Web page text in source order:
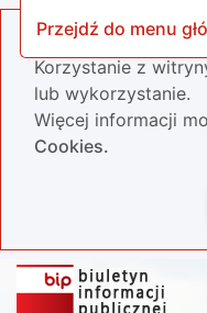
Przejdź do menu
Nasza strona
Korzystanie z
lub wykorzystanie.
Więcej informacji
Cookies.